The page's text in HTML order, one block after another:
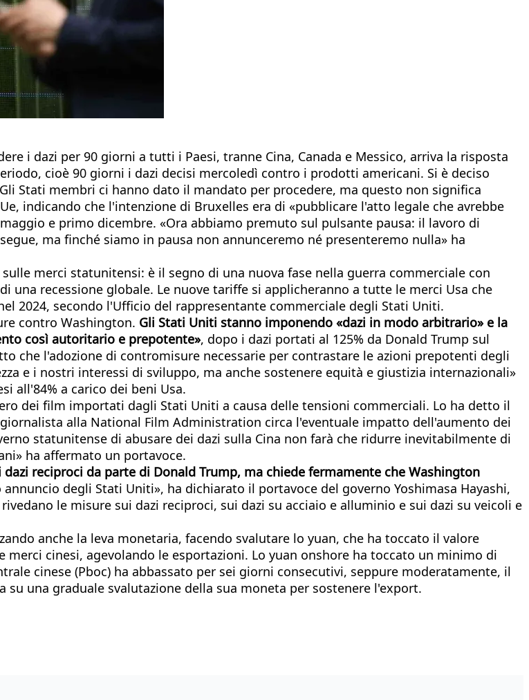
i dazi per 90 giorni a tutti i Paesi, tranne Cina, Canada e Messico, arriva la risposta
cioè 90 giorni i dazi decisi mercoledì contro i prodotti americani. Si è deciso
Stati membri ci hanno dato il mandato per procedere, ma questo non significa
indicando che l'intenzione di Bruxelles era di «pubblicare l'atto legale che avrebbe
e primo dicembre. «Ora abbiamo premuto sul pulsante pausa: il lavoro di
ma finché siamo in pausa non annunceremo né presenteremo nulla» ha
merci statunitensi: è il segno di una nuova fase nella guerra commerciale con
una recessione globale. Le nuove tariffe si applicheranno a tutte le merci Usa che
2024, secondo l'Ufficio del rappresentante commerciale degli Stati Uniti.
contro Washington. Gli Stati Uniti stanno imponendo «dazi in modo arbitrario» e la
così autoritario e prepotente», dopo i dazi portati al 125% da Donald Trump sul
che l'adozione di contromisure necessarie per contrastare le azioni prepotenti degli
e i nostri interessi di sviluppo, ma anche sostenere equità e giustizia internazionali»
all'84% a carico dei beni Usa.
dei film importati dagli Stati Uniti a causa delle tensioni commerciali. Lo ha detto il
alla National Film Administration circa l'eventuale impatto dell'aumento dei
statunitense di abusare dei dazi sulla Cina non farà che ridurre inevitabilmente di
ha affermato un portavoce.
reciproci da parte di Donald Trump, ma chiede fermamente che Washington
degli Stati Uniti», ha dichiarato il portavoce del governo Yoshimasa Hayashi,
le misure sui dazi reciproci, sui dazi su acciaio e alluminio e sui dazi su veicoli e
anche la leva monetaria, facendo svalutare lo yuan, che ha toccato il valore
cinesi, agevolando le esportazioni. Lo yuan onshore ha toccato un minimo di
cinese (Pboc) ha abbassato per sei giorni consecutivi, seppure moderatamente, il
una graduale svalutazione della sua moneta per sostenere l'export.